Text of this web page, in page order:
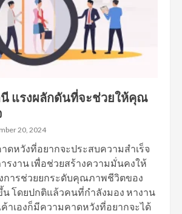
แรงผลักดันที่จะช่วยให้คุณ
20, 2024
ดหวังที่อยากจะประสบความสำเร็จ
รงาน เพื่อช่วยสร้างความมั่นคงให้
การช่วยยกระดับคุณภาพชีวิตของ
โดยปกติแล้วคนที่กำลังมอง หางาน
าเองก็มีความคาดหวังที่อยากจะได้